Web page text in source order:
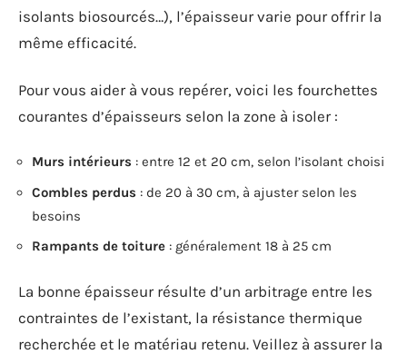
isolants biosourcés…), l’épaisseur varie pour offrir la
même efficacité.
Pour vous aider à vous repérer, voici les fourchettes
courantes d’épaisseurs selon la zone à isoler :
Murs intérieurs : entre 12 et 20 cm, selon l’isolant choisi
Combles perdus : de 20 à 30 cm, à ajuster selon les
besoins
Rampants de toiture : généralement 18 à 25 cm
La bonne épaisseur résulte d’un arbitrage entre les
contraintes de l’existant, la résistance thermique
recherchée et le matériau retenu. Veillez à assurer la